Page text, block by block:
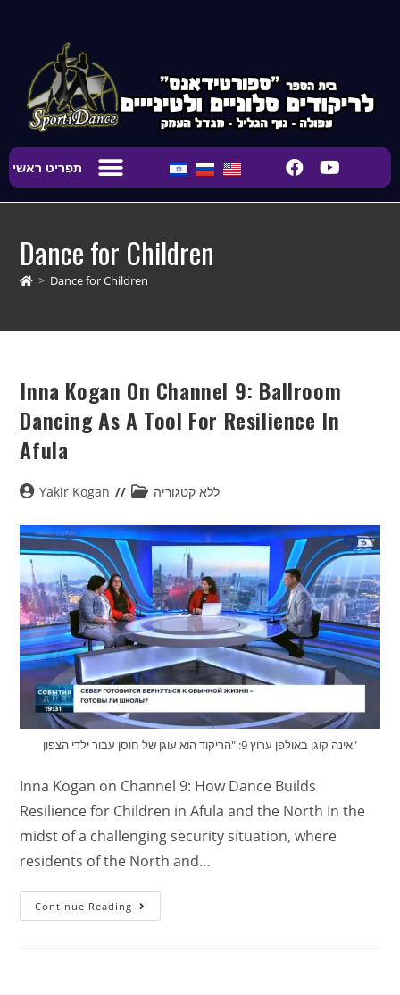
תפריט ראשי
Dance for Children
> Dance for Children
Inna Kogan On Channel 9: Ballroom
Dancing As A Tool For Resilience In
Afula
Yakir Kogan ללא קטגוריה
אינה קוגן באולפן ערוץ 9: "הריקוד הוא עוגן של חוסן עבור ילדי הצפון"
Inna Kogan on Channel 9: How Dance Builds
Resilience for Children in Afula and the North In the
midst of a challenging security situation, where
residents of the North and…
Continue Reading